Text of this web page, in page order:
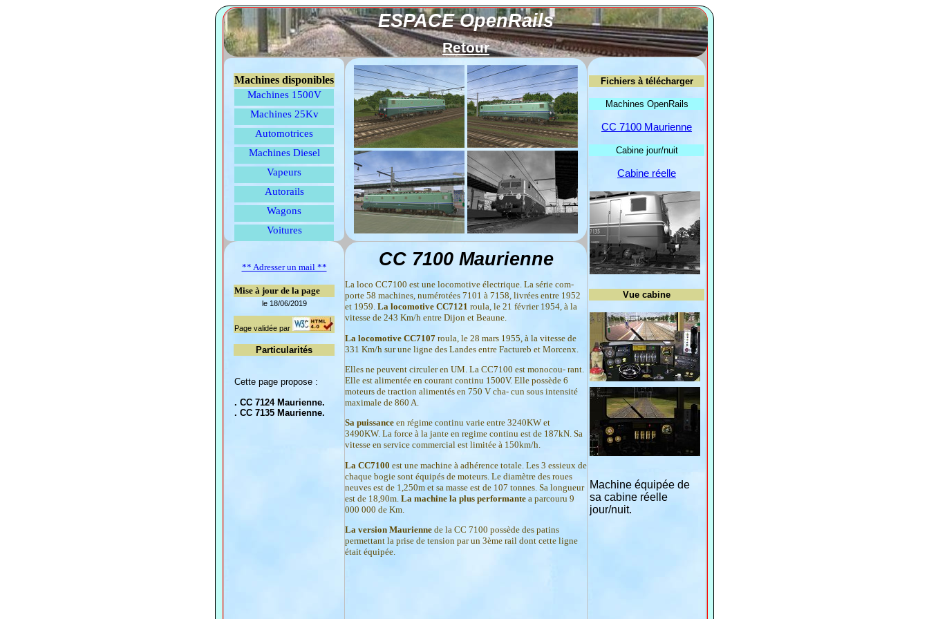
ESPACE OpenRails
Retour
Machines disponibles
Machines 1500V
Machines 25Kv
Automotrices
Machines Diesel
Vapeurs
Autorails
Wagons
Voitures
** Adresser un mail **
Mise à jour de la page
le 18/06/2019
Page validée par
Particularités
Cette page propose :
. CC 7124 Maurienne.
. CC 7135 Maurienne.
CC 7100 Maurienne
La loco CC7100 est une locomotive électrique. La série com-
porte 58 machines, numérotées 7101 à 7158, livrées entre 1952
et 1959. La locomotive CC7121 roula, le 21 février 1954, à la
vitesse de 243 Km/h entre Dijon et Beaune.
La locomotive CC7107 roula, le 28 mars 1955, à la vitesse de
331 Km/h sur une ligne des Landes entre Factureb et Morcenx.
Elles ne peuvent circuler en UM. La CC7100 est monocou- rant.
Elle est alimentée en courant continu 1500V. Elle possède 6
moteurs de traction alimentés en 750 V cha- cun sous intensité
maximale de 860 A.
Sa puissance en régime continu varie entre 3240KW et
3490KW. La force à la jante en regime continu est de 187kN. Sa
vitesse en service commercial est limitée à 150km/h.
La CC7100 est une machine à adhérence totale. Les 3 essieux de
chaque bogie sont équipés de moteurs. Le diamètre des roues
neuves est de 1,250m et sa masse est de 107 tonnes. Sa longueur
est de 18,90m. La machine la plus performante a parcouru 9
000 000 de Km.
La version Maurienne de la CC 7100 possède des patins
permettant la prise de tension par un 3ème rail dont cette ligne
était équipée.
Fichiers à télécharger
Machines OpenRails
CC 7100 Maurienne
Cabine jour/nuit
Cabine réelle
Vue cabine
Machine équipée de
sa cabine réelle
jour/nuit.